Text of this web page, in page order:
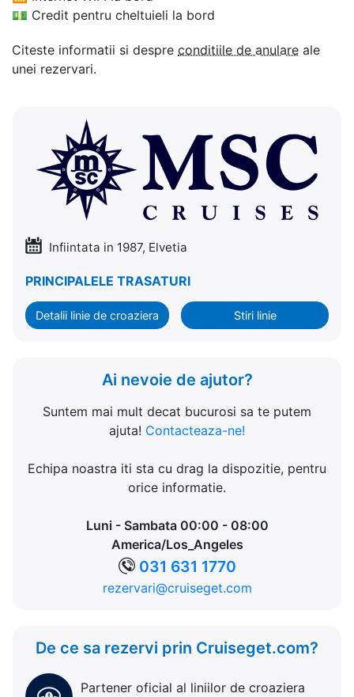
💵 Credit pentru cheltuieli la bord
Citeste informatii si despre conditiile de anulare ale
unei rezervari.
Infiintata in 1987, Elvetia
PRINCIPALELE TRASATURI
Detalii linie de croaziera Stiri linie
Ai nevoie de ajutor?
Suntem mai mult decat bucurosi sa te putem
ajuta! Contacteaza-ne!
Echipa noastra iti sta cu drag la dispozitie, pentru
orice informatie.
Luni - Sambata 00:00 - 08:00
America/Los_Angeles
031 631 1770
rezervari@cruiseget.com
De ce sa rezervi prin Cruiseget.com?
Partener oficial al liniilor de croaziera